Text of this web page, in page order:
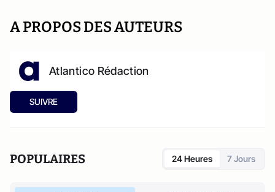
A PROPOS DES AUTEURS
Atlantico Rédaction
SUIVRE
POPULAIRES 24 Heures 7 Jours